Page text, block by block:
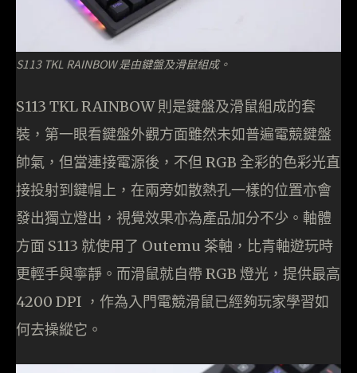
S113 TKL RAINBOW 是由鍵盤及滑鼠組成。
S113 TKL RAINBOW 則是鍵盤及滑鼠組成的套
裝，第一眼看鍵盤外觀方面雖然未如普遍電競鍵盤
帥氣，但當連接電源後，不但 RGB 全彩的色彩光直
接投射到鍵帽上，在兩旁如散熱孔一樣的位置亦會
發出獨立燈出，視覺效果亦為產品加分不少。軸體
方面 S113 就使用了 Outemu 茶軸，比青軸遊玩時
更輕手與寧靜。而滑鼠就自帶 RGB 燈光，提供最高
4200 DPI ，作為入門電競滑鼠已經夠玩家學習如
何去操縱它。